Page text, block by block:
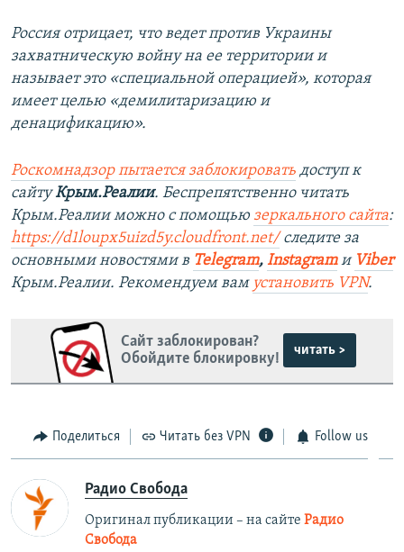
Россия отрицает, что ведет против Украины
захватническую войну на ее территории и
называет это «специальной операцией», которая
имеет целью «демилитаризацию и
денацификацию».
Роскомнадзор пытается заблокировать доступ к
сайтуКрым.Реалии. Беспрепятственно читать
Крым.Реалии можно с помощью зеркального сайта:
https://d1loupx5uizd5y.cloudfront.net/следите за
основными новостями в Telegram, Instagramи Viber
Крым.Реалии. Рекомендуем вам установить VPN.
Сайт заблокирован?
Обойдите блокировку!
читать >
Поделиться Читать без VPN Follow us
Радио Свобода
Оригинал публикации – на сайте Радио
Свобода